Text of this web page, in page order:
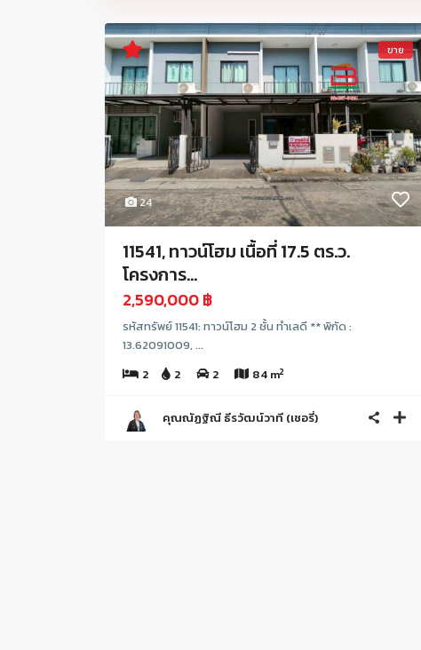
24
ขาย
11541, ทาวน์โฮม เนื้อที่ 17.5 ตร.ว.
โครงการ...
2,590,000 ฿
รหัสทรัพย์ 11541: ทาวน์โฮม 2 ชั้น ทำเลดี ** พิกัด :
13.62091009, ...
2
2 2 84 m2
คุณณัฏฐิณี ธีรวัฒน์วาที (เชอรี่)